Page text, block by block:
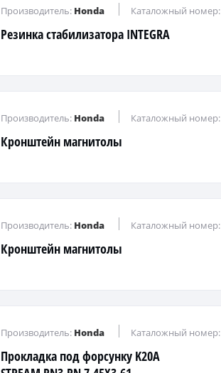
Резинка стабилизатора INTEGRA
Производитель: Honda Каталожный номер:
Кронштейн магнитолы
Производитель: Honda Каталожный номер:
Кронштейн магнитолы
Производитель: Honda Каталожный номер:
Прокладка под форсунку K20A
Производитель: Honda Каталожный номер: